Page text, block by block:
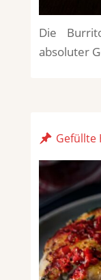
Die
absoluter
Gefüllte